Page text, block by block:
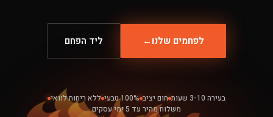
לפחמים שלנו← ליד הפחם
בעירה 3-10 שעות חום יציב 100% טבעי
ללא ריחות לוואי
משלוח מהיר עד 5 ימי עסקים